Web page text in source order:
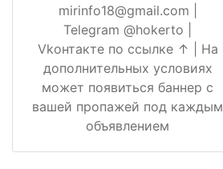
mirinfo18@gmail.com |
Telegram @hokerto |
Vkонтакте по ссылке ↑ | На
дополнительных условиях
может появиться баннер с
вашей пропажей под каждым
объявлением